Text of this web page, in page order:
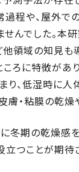
程や、屋外
んでした。
領域の知見も
ろに特徴があ
り、低湿時に
膚・粘膜の乾
冬期の乾燥感
つことが期待